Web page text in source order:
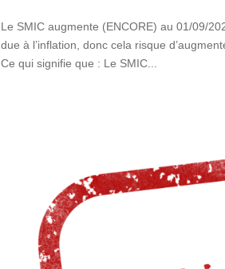
Le SMIC augmente (ENCORE) au 01/09/
due à l’inflation, donc cela risque
Ce qui signifie que : Le SMIC...